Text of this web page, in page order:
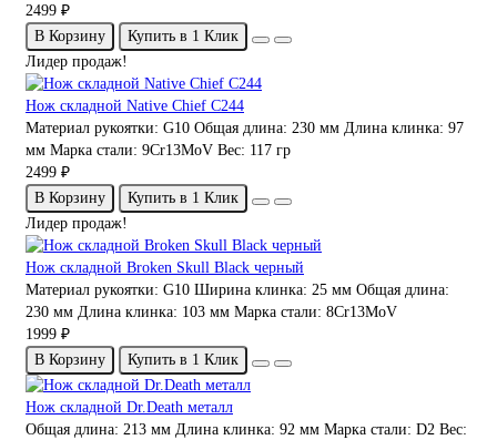
2499 ₽
В Корзину
Купить в 1 Клик
Лидер продаж!
Нож складной Native Chief C244
Материал рукоятки: G10 Общая длина: 230 мм Длина клинка: 97
мм Марка стали: 9Cr13MoV Вес: 117 гр
2499 ₽
В Корзину
Купить в 1 Клик
Лидер продаж!
Нож складной Broken Skull Black черный
Материал рукоятки: G10 Ширина клинка: 25 мм Общая длина:
230 мм Длина клинка: 103 мм Марка стали: 8Cr13MoV
1999 ₽
В Корзину
Купить в 1 Клик
Нож складной Dr.Death металл
Общая длина: 213 мм Длина клинка: 92 мм Марка стали: D2 Вес: